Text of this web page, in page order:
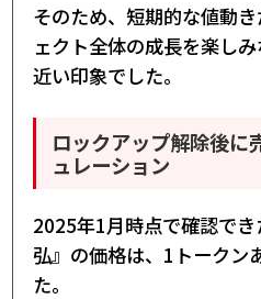
そのため、短期的な値動
ェクト全体の成長を楽し
近い印象でした。
ロックアップ解除後に
ュレーション
2025年1月時点で確認で
弘』の価格は、1トークン
た。